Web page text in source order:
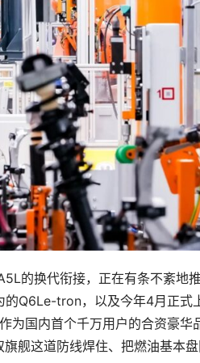
的换代衔接，正在有条不紊地
的Q6Le-tron，以及今年4月正式
为国内首个千万用户的合资豪华
舰这道防线焊住、把燃油基本